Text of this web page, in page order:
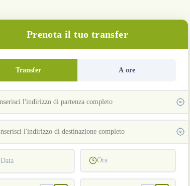
Prenota il tuo transfer
Transfer A ore
Data Ora